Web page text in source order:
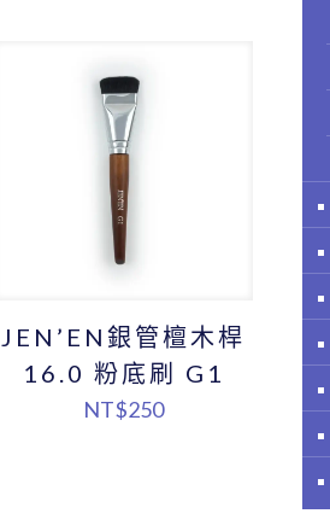
JEN’EN銀管檀木桿
16.0 粉底刷 G1
NT$250